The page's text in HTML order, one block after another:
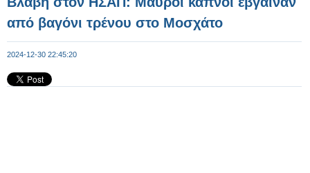
από βαγόνι τρένου στο Μοσχάτο
2024-12-30 22:45:20